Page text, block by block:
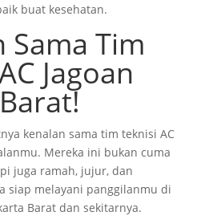
buat kesehatan.
Sama Tim
Jagoan
kenalan sama tim teknisi AC
Mereka ini bukan cuma
juga ramah, jujur, dan
siap melayani panggilanmu di
Barat dan sekitarnya.